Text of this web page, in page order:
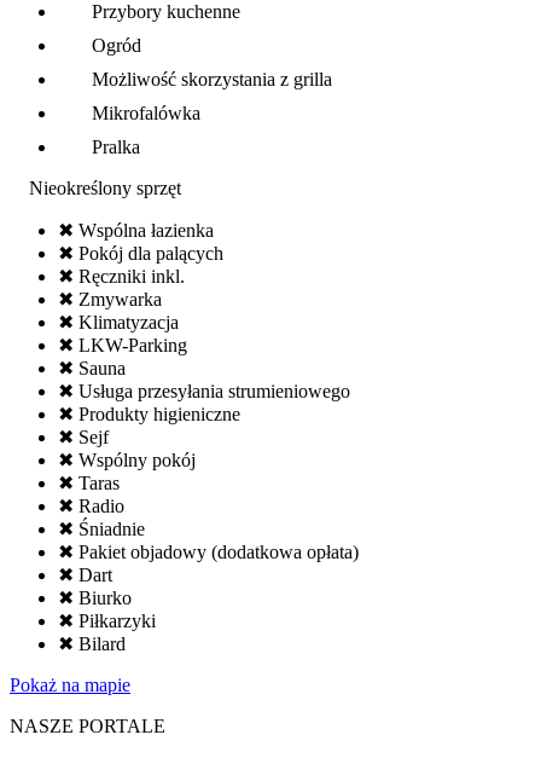
Przybory kuchenne
Ogród
Możliwość skorzystania z grilla
Mikrofalówka
Pralka
Nieokreślony sprzęt
✖ Wspólna łazienka
✖ Pokój dla palących
✖ Ręczniki inkl.
✖ Zmywarka
✖ Klimatyzacja
✖ LKW-Parking
✖ Sauna
✖ Usługa przesyłania strumieniowego
✖ Produkty higieniczne
✖ Sejf
✖ Wspólny pokój
✖ Taras
✖ Radio
✖ Śniadnie
✖ Pakiet objadowy (dodatkowa opłata)
✖ Dart
✖ Biurko
✖ Piłkarzyki
✖ Bilard
Pokaż na mapie
NASZE PORTALE